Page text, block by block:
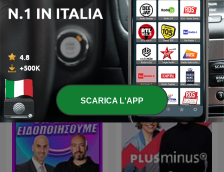
Tg Economia
Black Box - La scatola
nera della finanza
SCARICA L'APP